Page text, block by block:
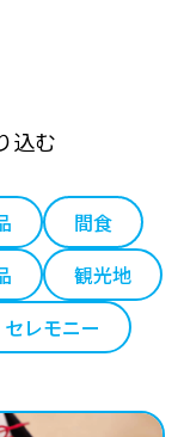
込む
間食
観光地
レモニー